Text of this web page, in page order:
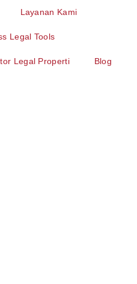
Layanan Kami
Legal Tools
Legal Properti Blog